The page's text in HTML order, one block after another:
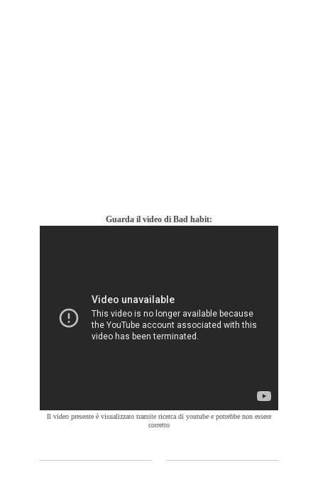
Guarda il video di Bad habit:
Il video presente è visualizzato tramite ricerca di youtube e potrebbe non essere
corretto